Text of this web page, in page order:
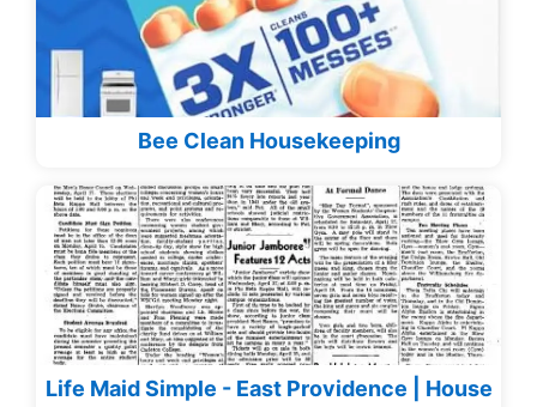
Bee Clean Housekeeping
Life Maid Simple - East Providence | House